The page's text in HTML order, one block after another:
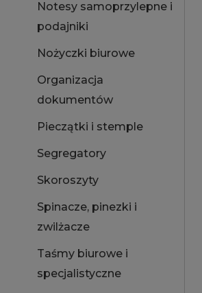
Notesy samoprzylepne i
podajniki
Nożyczki biurowe
Organizacja
dokumentów
Pieczątki i stemple
Segregatory
Skoroszyty
Spinacze, pinezki i
zwilżacze
Taśmy biurowe i
specjalistyczne